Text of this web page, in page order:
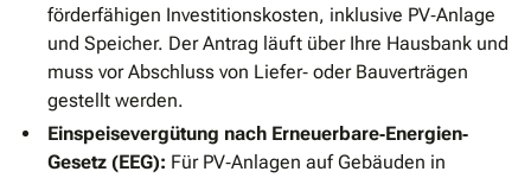
förderfähigen Investitionskosten, inklusive PV‐Anlage
und Speicher. Der Antrag läuft über Ihre Hausbank und
muss vor Abschluss von Liefer‐ oder Bauverträgen
gestellt werden.
Einspeisevergütung nach Erneuerbare‐Energien‐
Gesetz (EEG): Für PV‐Anlagen auf Gebäuden in